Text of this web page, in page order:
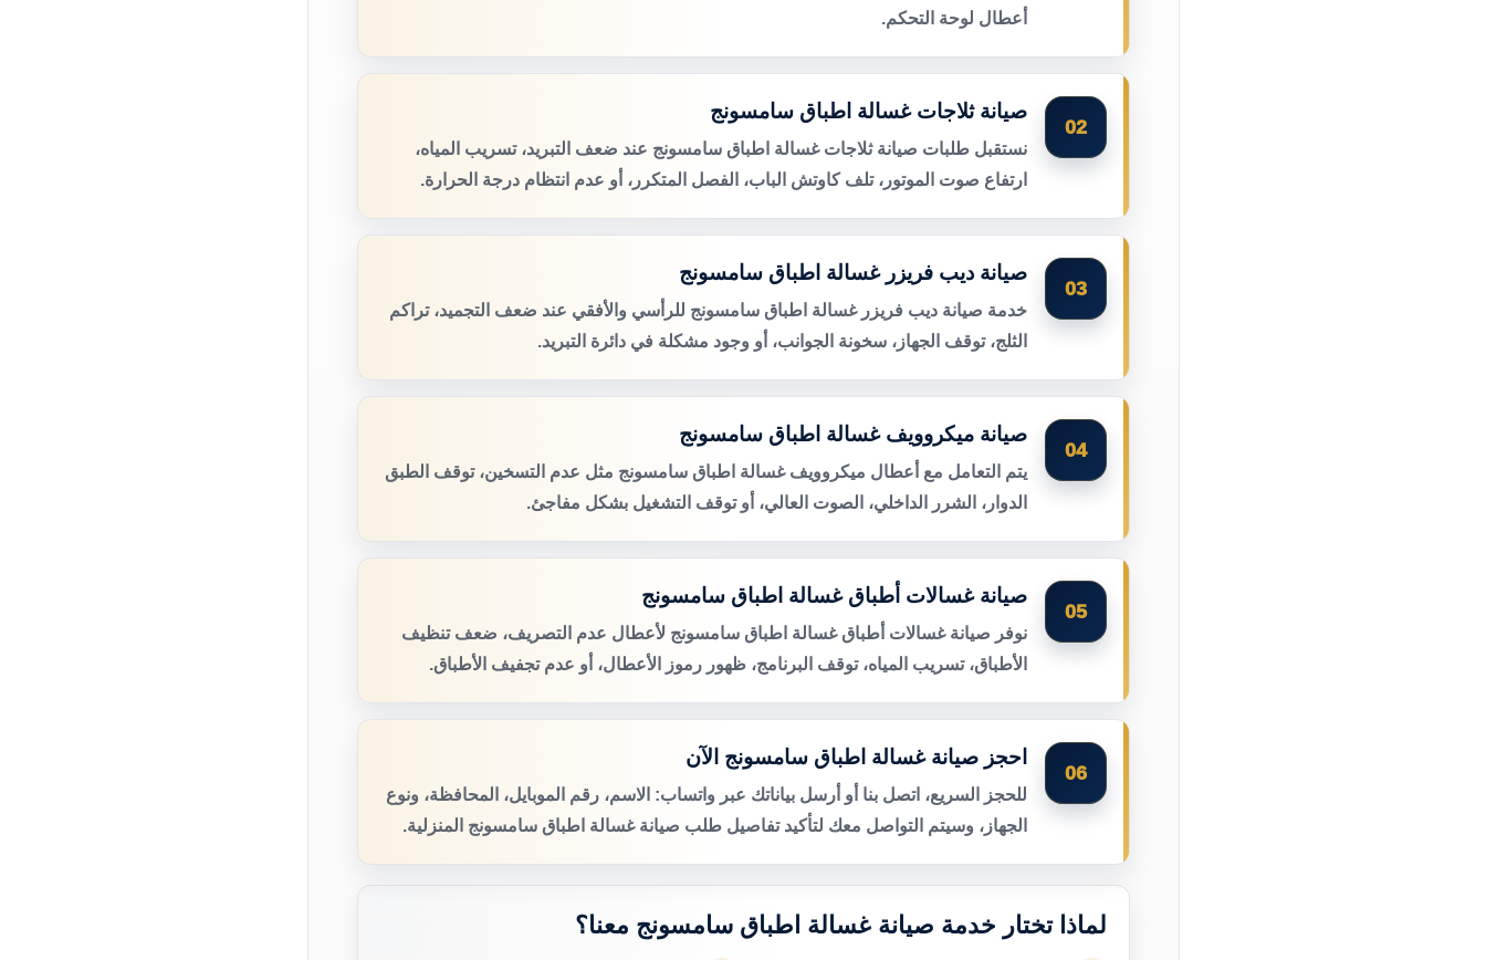
أعطال لوحة التحكم.
02
صيانة ثلاجات غسالة اطباق سامسونج
نستقبل طلبات صيانة ثلاجات غسالة اطباق سامسونج عند ضعف التبريد، تسريب المياه،
ارتفاع صوت الموتور، تلف كاوتش الباب، الفصل المتكرر، أو عدم انتظام درجة الحرارة.
03
صيانة ديب فريزر غسالة اطباق سامسونج
خدمة صيانة ديب فريزر غسالة اطباق سامسونج للرأسي والأفقي عند ضعف التجميد، تراكم
الثلج، توقف الجهاز، سخونة الجوانب، أو وجود مشكلة في دائرة التبريد.
04
صيانة ميكروويف غسالة اطباق سامسونج
يتم التعامل مع أعطال ميكروويف غسالة اطباق سامسونج مثل عدم التسخين، توقف الطبق
الدوار، الشرر الداخلي، الصوت العالي، أو توقف التشغيل بشكل مفاجئ.
05
صيانة غسالات أطباق غسالة اطباق سامسونج
نوفر صيانة غسالات أطباق غسالة اطباق سامسونج لأعطال عدم التصريف، ضعف تنظيف
الأطباق، تسريب المياه، توقف البرنامج، ظهور رموز الأعطال، أو عدم تجفيف الأطباق.
06
احجز صيانة غسالة اطباق سامسونج الآن
للحجز السريع، اتصل بنا أو أرسل بياناتك عبر واتساب: الاسم، رقم الموبايل، المحافظة، ونوع
الجهاز، وسيتم التواصل معك لتأكيد تفاصيل طلب صيانة غسالة اطباق سامسونج المنزلية.
لماذا تختار خدمة صيانة غسالة اطباق سامسونج معنا؟